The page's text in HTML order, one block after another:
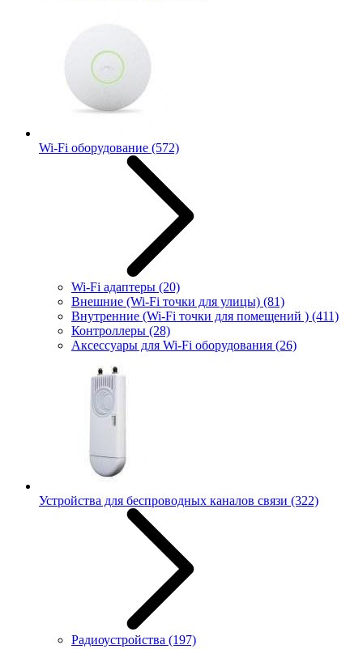
Wi-Fi оборудование (572)
Wi-Fi адаптеры (20)
Внешние (Wi-Fi точки для улицы) (81)
Внутренние (Wi-Fi точки для помещений ) (411)
Контроллеры (28)
Аксессуары для Wi-Fi оборудования (26)
Устройства для беспроводных каналов связи (322)
Радиоустройства (197)